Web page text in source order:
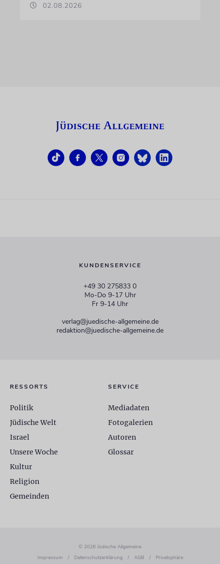
02.08.2026
KUNDENSERVICE
+49 30 275833 0
Mo-Do 9-17 Uhr
Fr 9-14 Uhr
verlag@juedische-allgemeine.de
redaktion@juedische-allgemeine.de
RESSORTS
Politik
Jüdische Welt
Israel
Unsere Woche
Kultur
Religion
Gemeinden
SERVICE
Mediadaten
Fotogalerien
Autoren
Glossar
© 2026 Jüdische Allgemeine
Impressum
/ Datenschutzerklärung / AGB / Privatsphäre